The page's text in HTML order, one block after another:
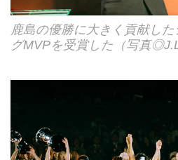
鹿島の優勝に大きく貢献し
グMVPを受賞した（写真